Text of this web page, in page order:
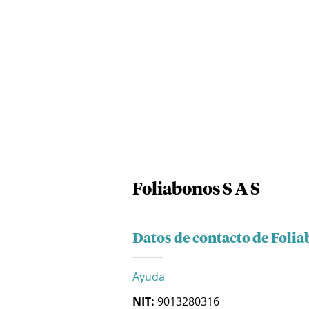
Foliabonos S A S
Datos de contacto de
Ayuda
NIT: 9013280316